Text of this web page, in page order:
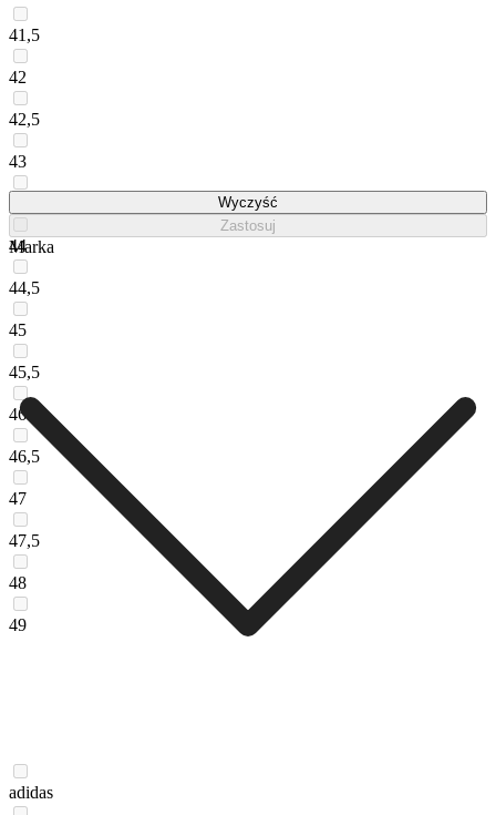
41,5
42
42,5
43
44
44,5
45
45,5
46
46,5
47
47,5
48
49
Wyczyść
Zastosuj
Marka
adidas